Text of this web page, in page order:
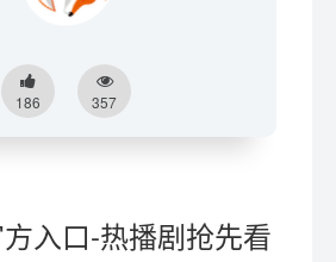
186 357
入口-热播剧抢先看